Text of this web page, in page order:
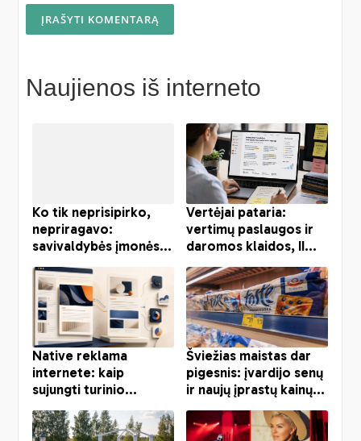
Naujienos iš interneto